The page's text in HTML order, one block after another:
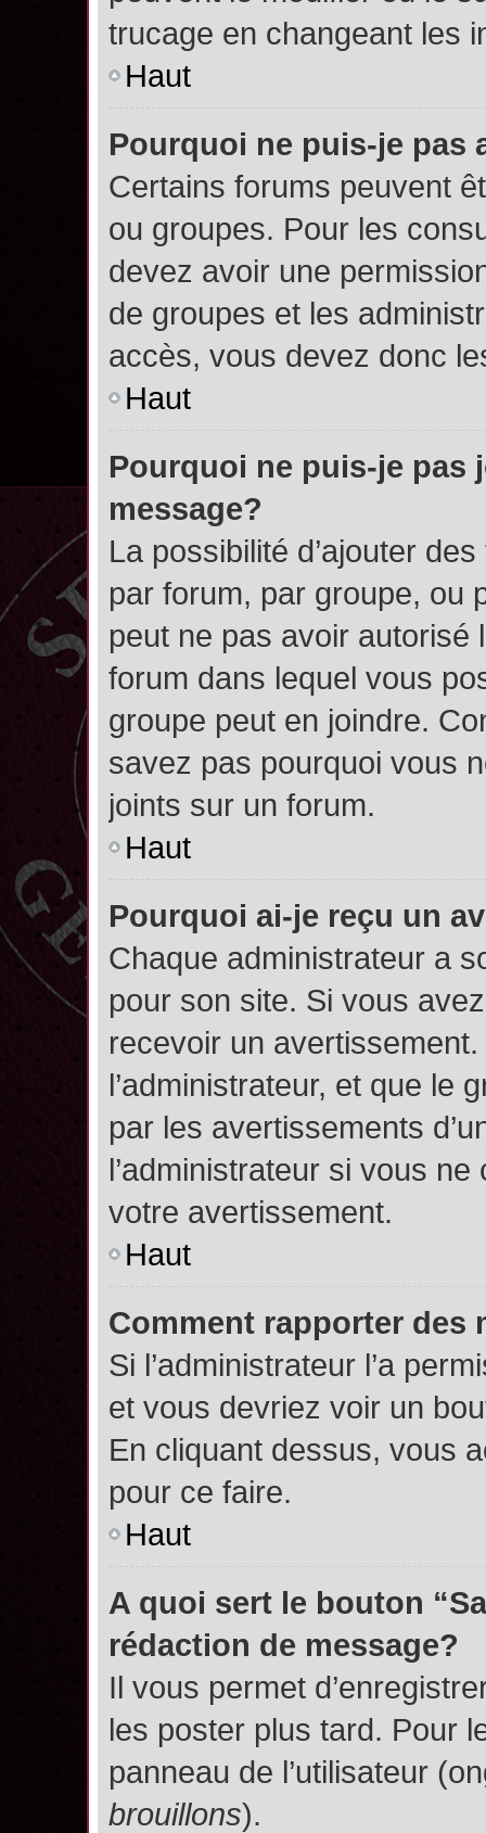
trucage en changeant les
Haut
Pourquoi ne puis-je pas
Certains forums peuvent
ou groupes. Pour les
devez avoir une
de groupes et les
accès, vous devez donc
Haut
Pourquoi ne puis-je pas
message?
La possibilité d’ajouter
par forum, par groupe, ou
peut ne pas avoir autorisé
forum dans lequel vous
groupe peut en joindre.
savez pas pourquoi vous
joints sur un forum.
Haut
Pourquoi ai-je reçu un
Chaque administrateur a
pour son site. Si vous
recevoir un
l’administrateur, et que le
par les avertissements
l’administrateur si vous
votre avertissement.
Haut
Comment rapporter des
Si l’administrateur l’a
et vous devriez voir un
En cliquant dessus, vous
pour ce faire.
Haut
A quoi sert le bouton
rédaction de message?
Il vous permet
les poster plus tard. Pour
panneau de l’utilisateur
brouillons).